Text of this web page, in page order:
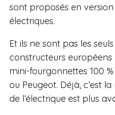
sont proposés en
électriques.
Et ils ne sont pas les
constructeurs
mini-fourgonnettes 100
ou Peugeot. Déjà, c’est
de l’électrique est plus